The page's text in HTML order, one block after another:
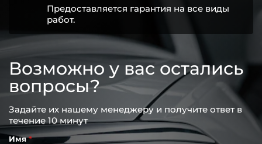
Предоставляется гарантия на все виды
работ.
Возможно у вас остались
вопросы?
Задайте их нашему менеджеру и получите ответ в
течение 10 минут
Имя